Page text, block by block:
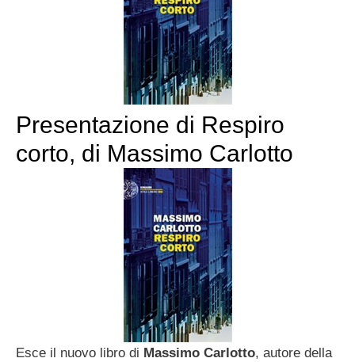
Presentazione di Respiro
corto, di Massimo Carlotto
Esce il nuovo libro di Massimo Carlotto, autore della